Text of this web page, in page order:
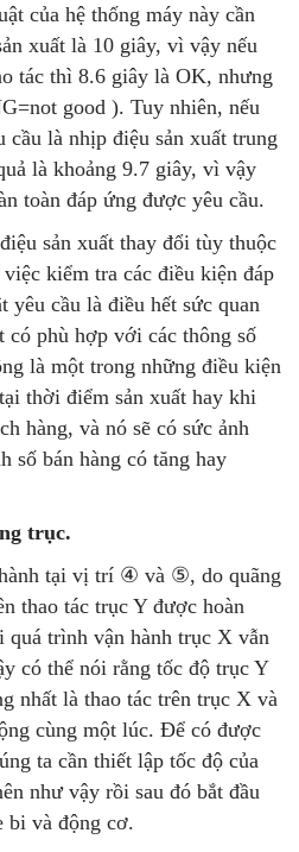
của hệ thống máy này cần
xuất là 10 giây, vì vậy nếu
tác thì 8.6 giây là OK, nhưng
good ). Tuy nhiên, nếu
cầu là nhịp điệu sản xuất trung
là khoảng 9.7 giây, vì vậy
toàn đáp ứng được yêu cầu.
sản xuất thay đổi tùy thuộc
kiểm tra các điều kiện đáp
yêu cầu là điều hết sức quan
có phù hợp với các thông số
là một trong những điều kiện
thời điểm sản xuất hay khi
hàng, và nó sẽ có sức ảnh
số bán hàng có tăng hay
trục.
tại vị trí ④ và ⑤, do quãng
thao tác trục Y được hoàn
quá trình vận hành trục X vẫn
có thể nói rằng tốc độ trục Y
nhất là thao tác trên trục X và
cùng một lúc. Để có được
ta cần thiết lập tốc độ của
như vậy rồi sau đó bắt đầu
bi và động cơ.